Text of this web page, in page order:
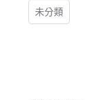
未分類